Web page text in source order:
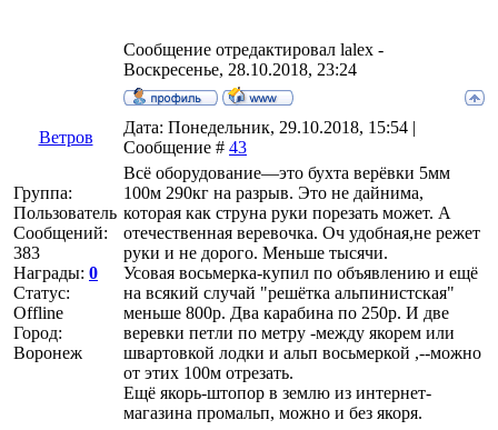
Сообщение отредактировал lalex -
Воскресенье, 28.10.2018, 23:24
Ветров
Дата: Понедельник, 29.10.2018, 15:54 |
Сообщение # 43
Группа:
Пользователь
Сообщений:
383
Награды: 0
Статус:
Offline
Город:
Воронеж
Всё оборудование—это бухта верёвки 5мм
100м 290кг на разрыв. Это не дайнима,
которая как струна руки порезать может. А
отечественная веревочка. Оч удобная,не режет
руки и не дорого. Меньше тысячи.
Усовая восьмерка-купил по объявлению и ещё
на всякий случай "решётка альпинистская"
меньше 800р. Два карабина по 250р. И две
веревки петли по метру -между якорем или
швартовкой лодки и альп восьмеркой ,--можно
от этих 100м отрезать.
Ещё якорь-штопор в землю из интернет-
магазина промальп, можно и без якоря.